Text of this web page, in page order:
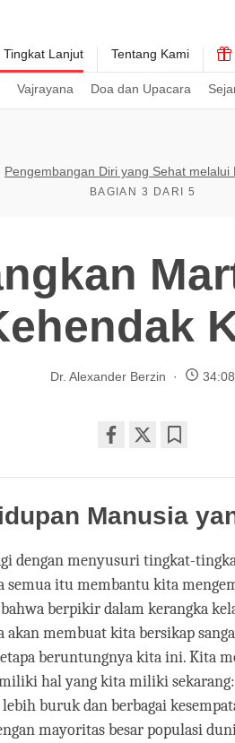
Tingkat Lanjut
Vajrayana Doa dan Upacara
Tentang Kami
Pengembangan Diri yang Sehat melalui
BAGIAN 3 DARI 5
Dr. Alexander Berzin 34:08
on
facebook
Manusia
dengan menyusuri tingkat-
semua itu membantu kita
berpikir dalam kerangka
akan membuat kita bersikap
beruntungnya kita ini. Kita
hal yang kita miliki
lebih buruk dan berbagai
mayoritas besar populasi